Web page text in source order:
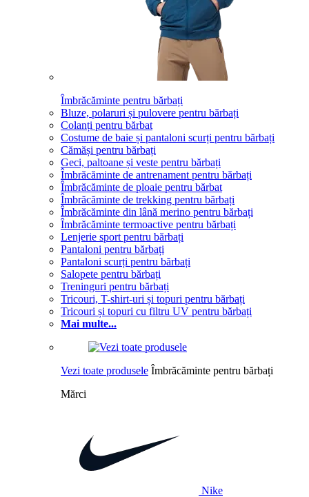
Îmbrăcăminte pentru bărbați
Bluze, polaruri și pulovere pentru bărbați
Colanți pentru bărbat
Costume de baie și pantaloni scurți pentru bărbați
Cămăși pentru bărbați
Geci, paltoane și veste pentru bărbați
Îmbrăcăminte de antrenament pentru bărbați
Îmbrăcăminte de ploaie pentru bărbat
Îmbrăcăminte de trekking pentru bărbați
Îmbrăcăminte din lână merino pentru bărbați
Îmbrăcăminte termoactive pentru bărbați
Lenjerie sport pentru bărbați
Pantaloni pentru bărbați
Pantaloni scurți pentru bărbați
Salopete pentru bărbați
Treninguri pentru bărbați
Tricouri, T-shirt-uri și topuri pentru bărbați
Tricouri și topuri cu filtru UV pentru bărbați
Mai multe...
Vezi toate produsele Îmbrăcăminte pentru bărbați
Mărci
Nike